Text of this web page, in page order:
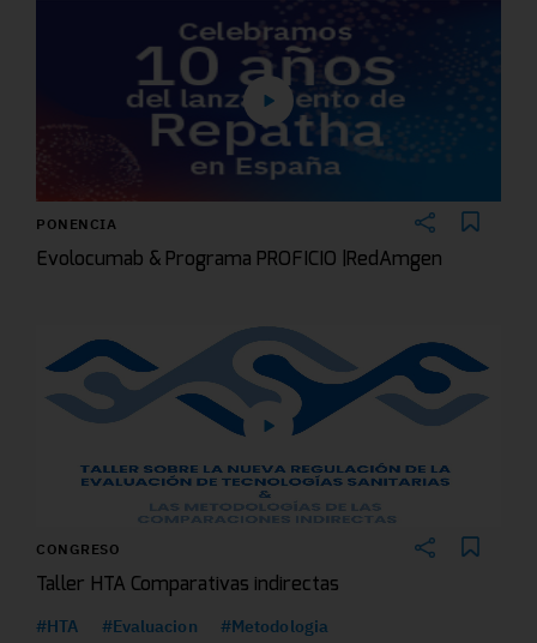
PONENCIA
Evolocumab & Programa PROFICIO |RedAmgen
CONGRESO
Taller HTA Comparativas indirectas
#HTA #Evaluacion
#Metodologia